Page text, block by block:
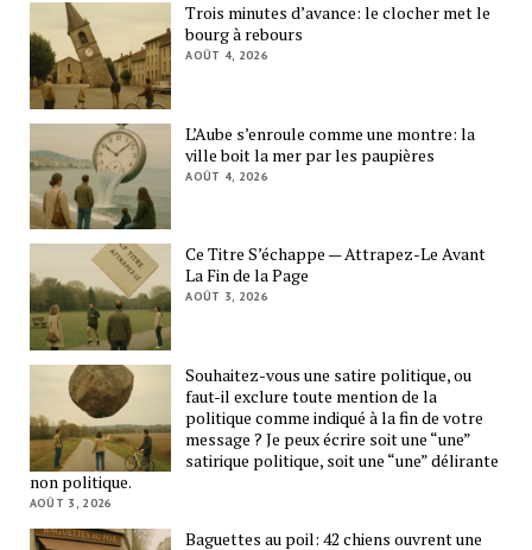
Trois minutes d’avance: le clocher met le
bourg à rebours
AOÛT 4, 2026
L’Aube s’enroule comme une montre: la
ville boit la mer par les paupières
AOÛT 4, 2026
Ce Titre S’échappe — Attrapez-Le Avant
La Fin de la Page
AOÛT 3, 2026
Souhaitez-vous une satire politique, ou
faut-il exclure toute mention de la
politique comme indiqué à la fin de votre
message ? Je peux écrire soit une “une”
satirique politique, soit une “une” délirante
non politique.
AOÛT 3, 2026
Baguettes au poil: 42 chiens ouvrent une